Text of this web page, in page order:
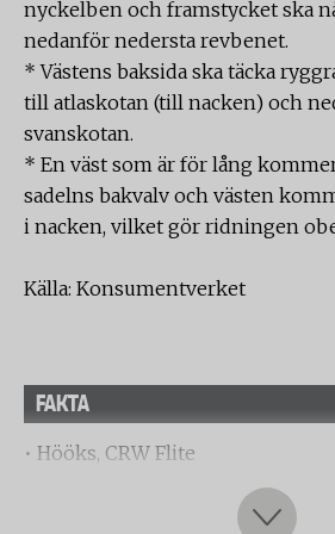
nyckelben och framstycket ska
nedanför nedersta revbenet.
* Västens baksida ska täcka
till atlaskotan (till nacken) och
svanskotan.
* En väst som är för lång
sadelns bakvalv och västen
i nacken, vilket gör ridningen
Källa: Konsumentverket
FAKTA
• Hööks, CRW Flite
• Hansbo, Säkerhetsväst